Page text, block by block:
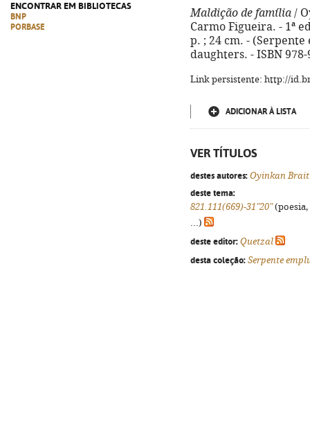
ENCONTRAR EM BIBLIOTECAS
BNP
PORBASE
Maldição de família /
Carmo Figueira. - 1ª
p. ; 24 cm. -
daughters. - ISBN 978-
Link persistente: http://
ADICIONAR À LISTA
VER TÍTULOS
destes autores: Oyinkan
deste tema:
821.111(669)-31"20"(poesia,
...)
deste editor: Quetzal
desta coleção: Serpente